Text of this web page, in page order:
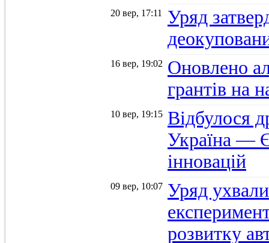
20 вер, 17:11
Уряд
16 вер, 19:02 Оновлено
грантів на
10 вер, 19:15 Відбулося
Україна —
інновацій
09 вер, 10:07 Уряд
розвитку